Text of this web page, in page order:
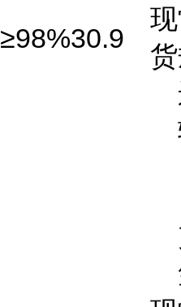
≥98%30.9
现
货